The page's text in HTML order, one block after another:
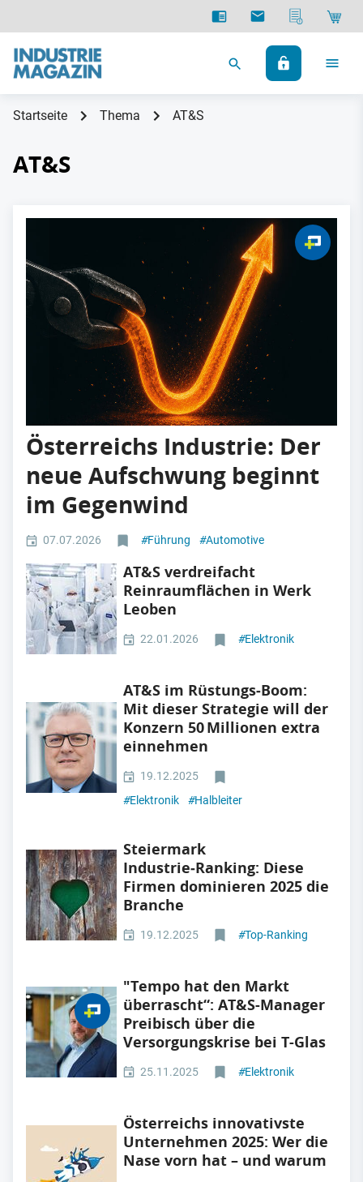
Startseite Thema AT&S
AT&S
Österreichs Industrie: Der
neue Aufschwung beginnt
im Gegenwind
07.07.2026 #Führung #Automotive
AT&S verdreifacht
Reinraumflächen in Werk
Leoben
22.01.2026 #Elektronik
AT&S im Rüstungs‑Boom:
Mit dieser Strategie will der
Konzern 50 Millionen extra
einnehmen
19.12.2025
#Elektronik #Halbleiter
Steiermark
Industrie‑Ranking: Diese
Firmen dominieren 2025 die
Branche
19.12.2025 #Top-Ranking
"Tempo hat den Markt
überrascht“: AT&S-Manager
Preibisch über die
Versorgungskrise bei T-Glas
25.11.2025 #Elektronik
Österreichs innovativste
Unternehmen 2025: Wer die
Nase vorn hat – und warum